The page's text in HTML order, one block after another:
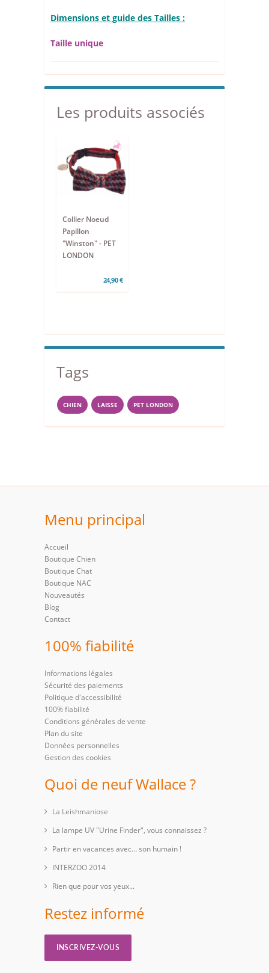
Dimensions et guide des Tailles :
Taille unique
Les produits associés
Collier Noeud
Papillon
"Winston" - PET
LONDON
24,90 €
Tags
CHIEN LAISSE PET LONDON
Menu principal
Accueil
Boutique Chien
Boutique Chat
Boutique NAC
Nouveautés
Blog
Contact
100% fiabilité
Informations légales
Sécurité des paiements
Politique d'accessibilité
100% fiabilité
Conditions générales de vente
Plan du site
Données personnelles
Gestion des cookies
Quoi de neuf Wallace ?
La Leishmaniose
La lampe UV "Urine Finder", vous connaissez ?
Partir en vacances avec… son humain !
INTERZOO 2014
Rien que pour vos yeux...
Restez informé
INSCRIVEZ-VOUS